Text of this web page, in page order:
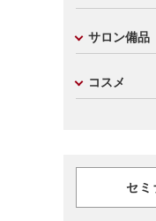
サロン備品
コスメ
セミ